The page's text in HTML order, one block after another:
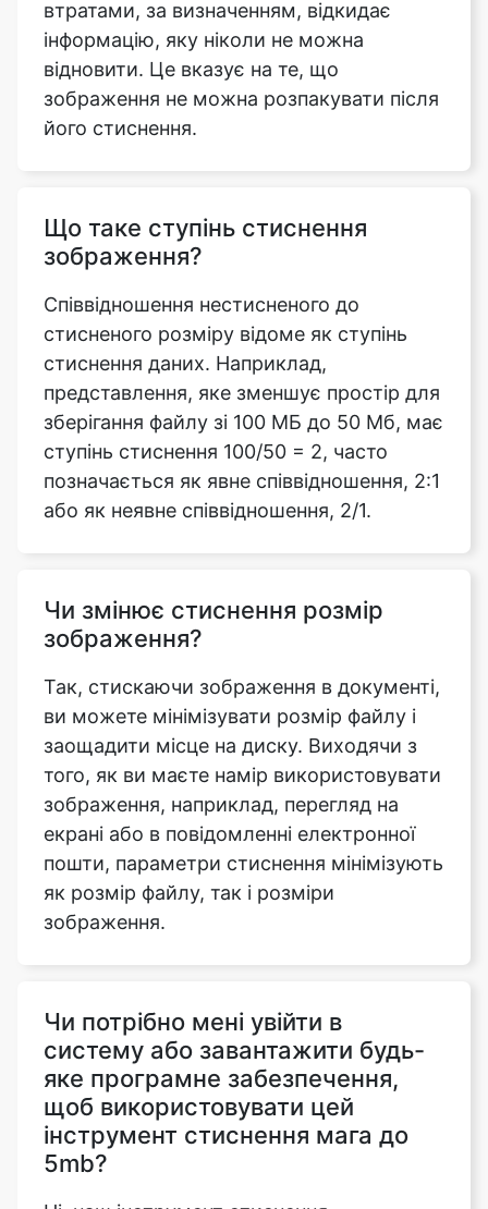
зображення не можна розпакувати після
його стиснення.
Що таке ступінь стиснення
Співвідношення нестисненого до
стисненого розміру відоме як ступінь
стиснення даних. Наприклад,
представлення, яке зменшує простір для
зберігання файлу зі 100 МБ до 50 Мб, має
ступінь стиснення 100/50 = 2, часто
позначається як явне співвідношення, 2:1
або як неявне співвідношення, 2/1.
Чи змінює стиснення розмір
Так, стискаючи зображення в документі,
ви можете мінімізувати розмір файлу і
заощадити місце на диску. Виходячи з
того, як ви маєте намір використовувати
зображення, наприклад, перегляд на
екрані або в повідомленні електронної
пошти, параметри стиснення мінімізують
як розмір файлу, так і розміри
зображення.
Чи потрібно мені увійти в
щоб використовувати цей
інструмент стиснення мага до
5mb?
Ні, наш інструмент стиснення
зображення до 1,2 МБ повністю онлайн і